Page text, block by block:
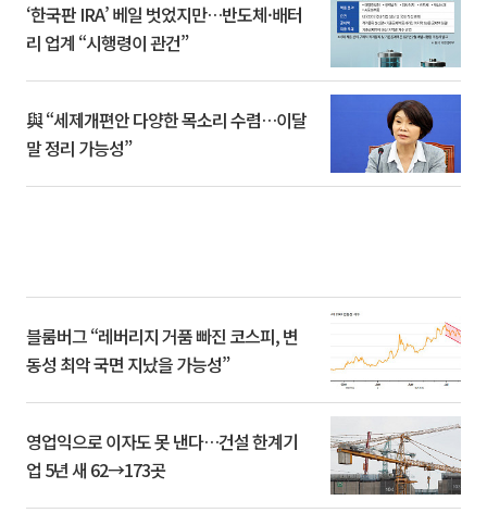
‘한국판 IRA’ 베일 벗었지만…반도체·배터
리 업계 “시행령이 관건”
與 “세제개편안 다양한 목소리 수렴…이달
말 정리 가능성”
블룸버그 “레버리지 거품 빠진 코스피, 변
동성 최악 국면 지났을 가능성”
영업익으로 이자도 못 낸다…건설 한계기
업 5년 새 62→173곳